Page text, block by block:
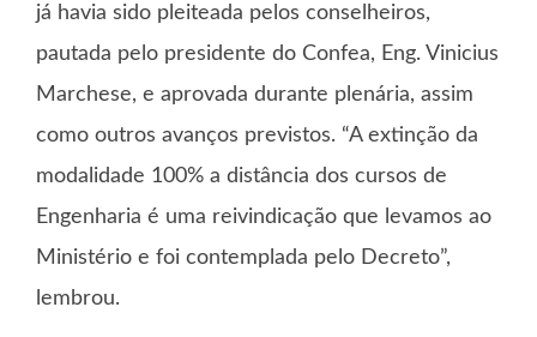
já havia sido pleiteada pelos conselheiros,
pautada pelo presidente do Confea, Eng. Vinicius
Marchese, e aprovada durante plenária, assim
como outros avanços previstos. “A extinção da
modalidade 100% a distância dos cursos de
Engenharia é uma reivindicação que levamos ao
Ministério e foi contemplada pelo Decreto”,
lembrou.